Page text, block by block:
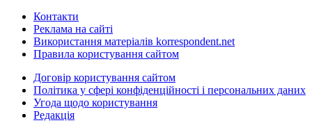
Контакти
Реклама на сайті
Використання матеріалів korrespondent.net
Правила користування сайтом
Договір користування сайтом
Політика у сфері конфіденційності і персональних даних
Угода щодо користування
Редакція